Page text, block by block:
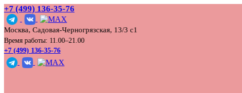
+7 (499) 136‑35‑76
Москва, Садовая-Черногрязская, 13/3 с1
Время работы: 11.00–21.00
+7 (499) 136-35-76